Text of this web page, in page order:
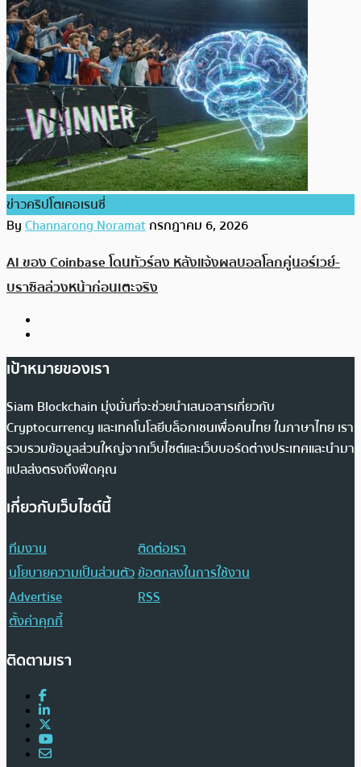
ข่าวคริปโตเคอเรนซี่
ByChannarong Noramatกรกฎาคม 6, 2026
AI ของ Coinbase โดนทัวร์ลง หลังแจ้งผลบอลโลกคู่นอร์เวย์-
บราซิลล่วงหน้าก่อนเตะจริง
เป้าหมายของเรา
Siam Blockchain มุ่งมั่นที่จะช่วยนำเสนอสารเกี่ยวกับ
Cryptocurrency และเทคโนโลยีบล็อกเชนเพื่อคนไทย ในภาษาไทย เรา
รวบรวมข้อมูลส่วนใหญ่จากเว็บไซต์และเว็บบอร์ดต่างประเทศและนำมา
แปลส่งตรงถึงฟีดคุณ
เกี่ยวกับเว็บไซต์นี้
ทีมงาน
ติดต่อเรา
นโยบายความเป็นส่วนตัวข้อตกลงในการใช้งาน
Advertise
RSS
ตั้งค่าคุกกี้
ติดตามเรา